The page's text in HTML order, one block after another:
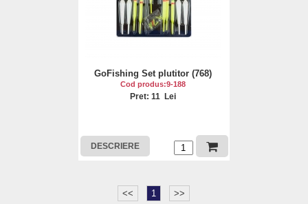
GoFishing Set plutitor (768)
Cod produs:9-188
Pret: 11 Lei
DESCRIERE
<< 1 >>